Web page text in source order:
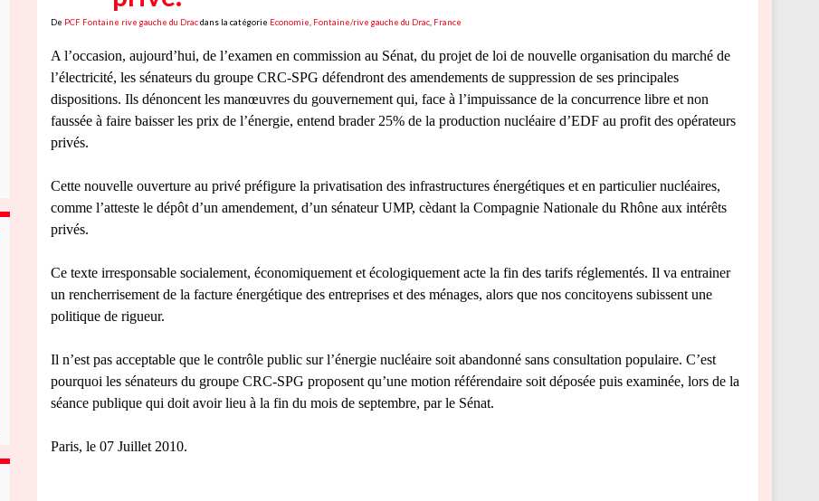
De PCF Fontaine rive gauche du Dracdans la catégorie Economie Fontaine/rive gauche du Drac France
A l’occasion, aujourd’hui, de l’examen en commission au Sénat, du projet de loi de nouvelle organisation du marché de
l’électricité, les sénateurs du groupe CRC-SPG défendront des amendements de suppression de ses principales
dispositions. Ils dénoncent les manœuvres du gouvernement qui, face à l’impuissance de la concurrence libre et non
faussée à faire baisser les prix de l’énergie, entend brader 25% de la production nucléaire d’EDF au profit des opérateurs
privés.
Cette nouvelle ouverture au privé préfigure la privatisation des infrastructures énergétiques et en particulier nucléaires,
comme l’atteste le dépôt d’un amendement, d’un sénateur UMP, cèdant la Compagnie Nationale du Rhône aux intérêts
privés.
Ce texte irresponsable socialement, économiquement et écologiquement acte la fin des tarifs réglementés. Il va entrainer
un rencherrisement de la facture énergétique des entreprises et des ménages, alors que nos concitoyens subissent une
politique de rigueur.
Il n’est pas acceptable que le contrôle public sur l’énergie nucléaire soit abandonné sans consultation populaire. C’est
pourquoi les sénateurs du groupe CRC-SPG proposent qu’une motion référendaire soit déposée puis examinée, lors de la
séance publique qui doit avoir lieu à la fin du mois de septembre, par le Sénat.
Paris, le 07 Juillet 2010.